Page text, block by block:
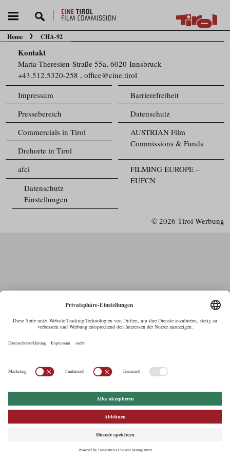
Sie befinden sich hier:
Home CHA-92
Kontakt
Maria-Theresien-Straße 55a, 6020 Innsbruck
+43.512.5320-258 ,office@cine.tirol
Impressum
Barrierefreiheit
Pressebereich
Datenschutz
Commercials in Tirol
AUSTRIAN Film
Commissions & Funds
Drehorte in Tirol
FILMING EUROPE –
EUFCN
afci
Datenschutz
Einstellungen
© 2026 Tirol Werbung